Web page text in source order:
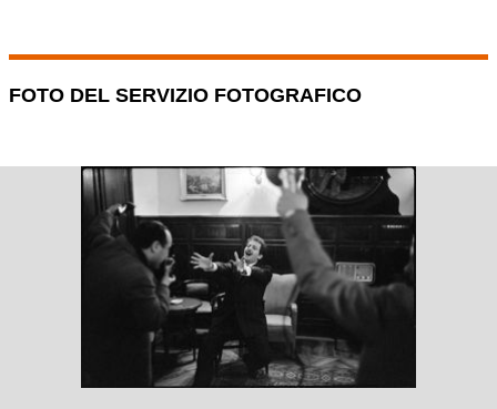
FOTO DEL SERVIZIO FOTOGRAFICO